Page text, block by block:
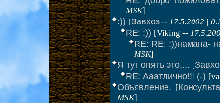
MSK]
:)) [Завхоз -- 17.5.2002 |
RE: :)) [Viking --
RE: RE: :))намана-
MSK]
Я тут опять это.... [
RE: Ааатлично!!! (-)
Объявление. [
MSK]